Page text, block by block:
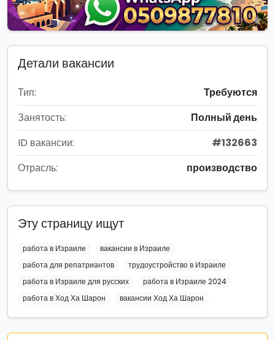
Детали вакансии
Тип:
Требуются
Занятость:
Полный день
ID вакансии:
#132663
Отрасль:
производство
Эту страницу ищут
работа в Израиле
вакансии в Израиле
работа для репатриантов
трудоустройство в Израиле
работа в Израиле для русских
работа в Израиле 2024
работа в Ход Ха Шарон
вакансии Ход Ха Шарон